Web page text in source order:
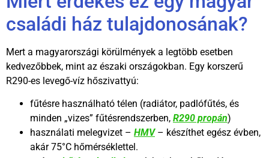
családi ház tulajdonosának?
Mert a magyarországi körülmények a legtöbb esetben
kedvezőbbek, mint az északi országokban. Egy korszerű
R290-es levegő-víz hőszivattyú:
fűtésre használható télen (radiátor, padlófűtés, és
minden „vizes” fűtésrendszerben, R290 propán)
használati melegvizet – HMV– készíthet egész évben,
akár 75°C hőmérséklettel.